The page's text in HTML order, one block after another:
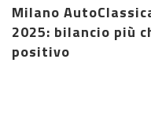
Milano
2025: bilancio più
positivo